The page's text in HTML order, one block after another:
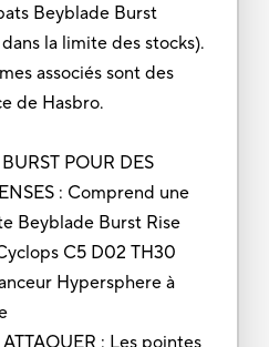
Beyblade Burst
la limite des stocks).
associés sont des
de Hasbro.
POUR DES
: Comprend une
Beyblade Burst Rise
C5 D02 TH30
Hypersphere à
: Les pointes